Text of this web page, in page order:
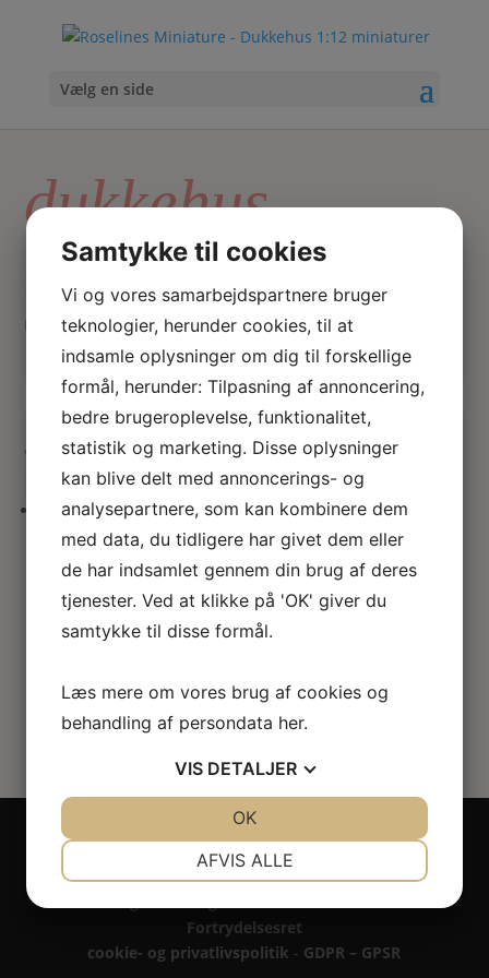
Vælg en side
dukkehus
kiksespand
Hjem/ Varer tagged “dukkehus kiksespand”
hvad
du
søger
her
Søg
Viser 1 resultat
Kiksespand i “sølv”
Copyright 2024 - All rights reserved RoseLines
Miniature ® på design, brandnavn, logo, tekst og
billedemateriale.
Fortrydelsesret
cookie- og privatlivspolitik - GDPR – GPSR
Samtykke til cookies
Vi og vores samarbejdspartnere bruger
teknologier, herunder cookies, til at
indsamle oplysninger om dig til forskellige
formål, herunder: Tilpasning af annoncering,
bedre brugeroplevelse, funktionalitet,
statistik og marketing. Disse oplysninger
kan blive delt med annoncerings- og
analysepartnere, som kan kombinere dem
med data, du tidligere har givet dem eller
de har indsamlet gennem din brug af deres
tjenester. Ved at klikke på 'OK' giver du
samtykke til disse formål.
Læs mere om vores brug af cookies og
behandling af persondata her.
VIS DETALJER
MARKETING STATISTIK
AFVIS ALLE
OK